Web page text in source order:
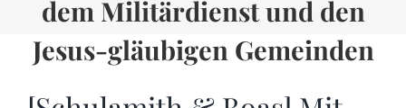
dem Militärdienst und den
Jesus-gläubigen Gemeinden